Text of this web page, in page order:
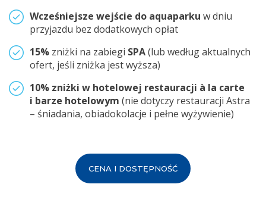
Wcześniejsze wejście do aquaparku w dniu
przyjazdu bez dodatkowych opłat
15% zniżki na zabiegi SPA(lub według aktualnych
ofert, jeśli zniżka jest wyższa)
10% zniżki w hotelowej restauracji à la carte
i barze hotelowym (nie dotyczy restauracji Astra
– śniadania, obiadokolacje i pełne wyżywienie)
CENA I DOSTĘPNOŚĆ